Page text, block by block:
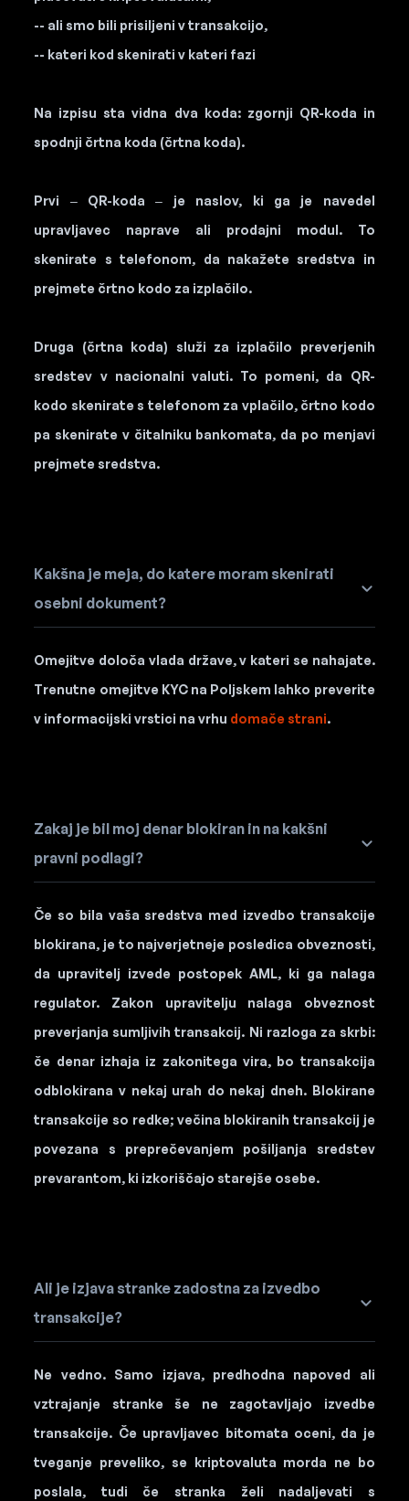
-- ali smo bili prisiljeni v transakcijo,
-- kateri kod skenirati v kateri fazi
Na izpisu sta vidna dva koda: zgornji QR-koda in
spodnji črtna koda (črtna koda).
Prvi – QR-koda – je naslov, ki ga je navedel
upravljavec naprave ali prodajni modul. To
skenirate s telefonom, da nakažete sredstva in
prejmete črtno kodo za izplačilo.
Druga (črtna koda) služi za izplačilo preverjenih
sredstev v nacionalni valuti. To pomeni, da QR-
kodo skenirate s telefonom za vplačilo, črtno kodo
pa skenirate v čitalniku bankomata, da po menjavi
prejmete sredstva.
Kakšna je meja, do katere moram skenirati
osebni dokument?
Omejitve določa vlada države, v kateri se nahajate.
Trenutne omejitve KYC na Poljskem lahko preverite
v informacijski vrstici na vrhu domače strani.
Zakaj je bil moj denar blokiran in na kakšni
pravni podlagi?
Če so bila vaša sredstva med izvedbo transakcije
blokirana, je to najverjetneje posledica obveznosti,
da upravitelj izvede postopek AML, ki ga nalaga
regulator. Zakon upravitelju nalaga obveznost
preverjanja sumljivih transakcij. Ni razloga za skrbi:
če denar izhaja iz zakonitega vira, bo transakcija
odblokirana v nekaj urah do nekaj dneh. Blokirane
transakcije so redke; večina blokiranih transakcij je
povezana s preprečevanjem pošiljanja sredstev
prevarantom, ki izkoriščajo starejše osebe.
Ali je izjava stranke zadostna za izvedbo
transakcije?
Ne vedno. Samo izjava, predhodna napoved ali
vztrajanje stranke še ne zagotavljajo izvedbe
transakcije. Če upravljavec bitomata oceni, da je
tveganje preveliko, se kriptovaluta morda ne bo
poslala, tudi če stranka želi nadaljevati s